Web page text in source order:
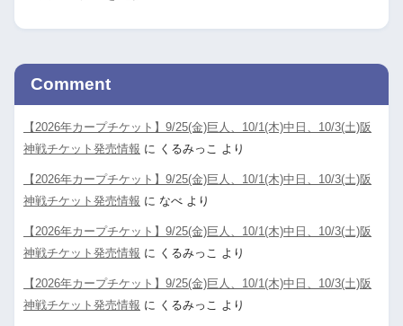
Comment
【2026年カープチケット】9/25(金)巨人、10/1(木)中日、10/3(土)阪
神戦チケット発売情報 に くるみっこ より
【2026年カープチケット】9/25(金)巨人、10/1(木)中日、10/3(土)阪
神戦チケット発売情報 に なべ より
【2026年カープチケット】9/25(金)巨人、10/1(木)中日、10/3(土)阪
神戦チケット発売情報 に くるみっこ より
【2026年カープチケット】9/25(金)巨人、10/1(木)中日、10/3(土)阪
神戦チケット発売情報 に くるみっこ より